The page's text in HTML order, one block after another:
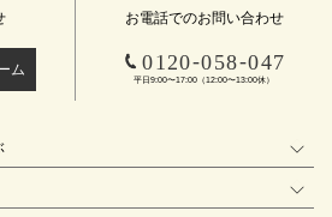
ム
お電話でのお問い合わせ
0120-058-047
平日9:00〜17:00（12:00〜13:00休）